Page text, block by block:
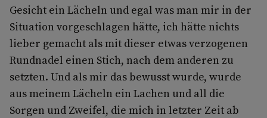
Gesicht ein Lächeln und egal was man mir in der
Situation vorgeschlagen hätte, ich hätte nichts
lieber gemacht als mit dieser etwas verzogenen
Rundnadel einen Stich, nach dem anderen zu
setzten. Und als mir das bewusst wurde, wurde
aus meinem Lächeln ein Lachen und all die
Sorgen und Zweifel, die mich in letzter Zeit ab